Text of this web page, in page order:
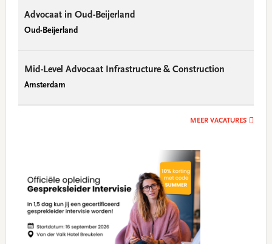
Advocaat in Oud-Beijerland
Oud-Beijerland
Mid-Level Advocaat Infrastructure & Construction
Amsterdam
MEER VACATURES